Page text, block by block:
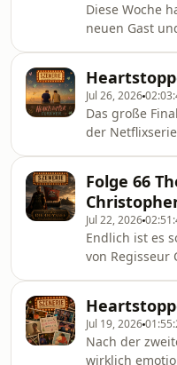
bevor wir in
absteigen mit
dem neuen
von Eli Roth
Kino sehen
Diese Woche
neuen Gast
Festival
widmen uns in
neuen
eine
handelt
Mystery/True
und Justin)
Quelle 10
Was in d
Jul 26, 2026
Das große
der
zuende?Gibt
eine Change
Zukunft ?Das
unseren
Ende noch
Serienloch
hinter
Folge 66
Jul 22, 2026
Endlich ist es
von Regisseur
Podcast ,mit
zwar Oli und
Jul 19, 2026
Nach der
wirklich